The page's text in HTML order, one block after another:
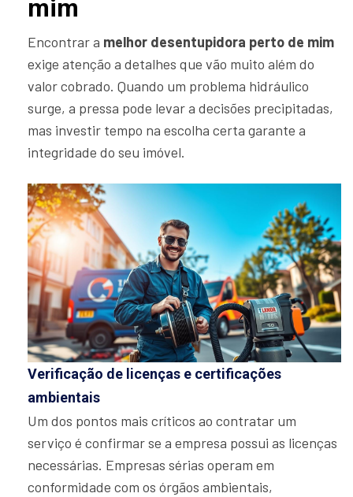
mim
Encontrar a melhor desentupidora perto de mim
exige atenção a detalhes que vão muito além do
valor cobrado. Quando um problema hidráulico
surge, a pressa pode levar a decisões precipitadas,
mas investir tempo na escolha certa garante a
integridade do seu imóvel.
Verificação de licenças e certificações
ambientais
Um dos pontos mais críticos ao contratar um
serviço é confirmar se a empresa possui as licenças
necessárias. Empresas sérias operam em
conformidade com os órgãos ambientais,